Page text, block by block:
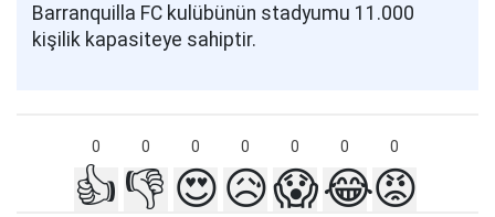
Barranquilla FC kulübünün stadyumu 11.000
kişilik kapasiteye sahiptir.
0 0 0 0 0 0 0
👍 👎 😍😥😱😂😡